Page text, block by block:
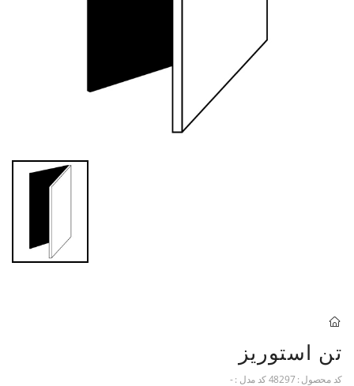
تن استوریز
کد محصول :48297کد مدل :-